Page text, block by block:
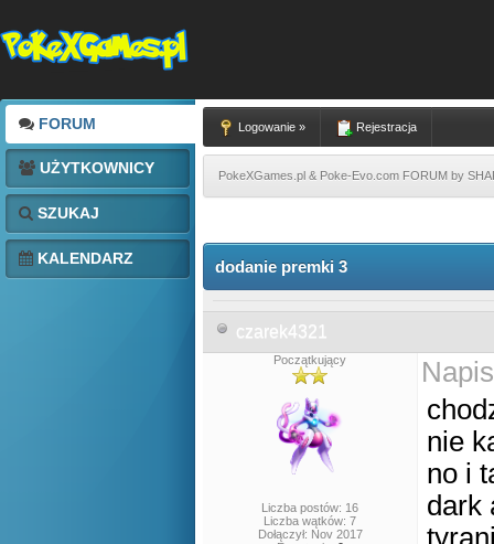
FORUM
UŻYTKOWNICY
SZUKAJ
KALENDARZ
Logowanie » Rejestracja
PokeXGames.pl & Poke-Evo.com FORUM by
dodanie premki 3
czarek4321
Początkujący
Liczba postów: 16
Liczba wątków: 7
Dołączył: Nov 2017
nie
no i
dark